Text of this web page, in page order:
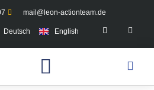
mail@leon-actionteam.de
Deutsch English